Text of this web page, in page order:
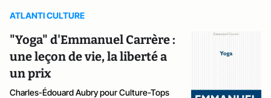
ATLANTI CULTURE
"Yoga" d'Emmanuel Carrère :
une leçon de vie, la liberté a
un prix
Charles-Édouard Aubry pour Culture-Tops